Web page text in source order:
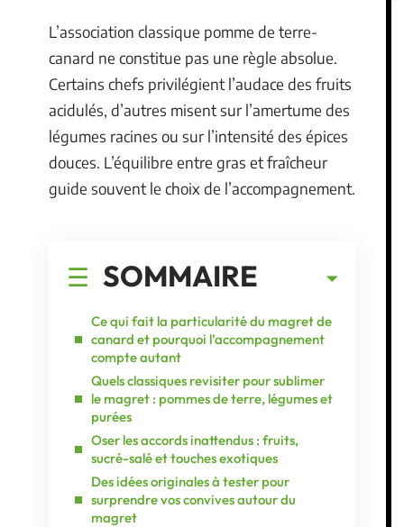
L’association classique pomme de terre-
canard ne constitue pas une règle absolue.
Certains chefs privilégient l’audace des fruits
acidulés, d’autres misent sur l’amertume des
légumes racines ou sur l’intensité des épices
douces. L’équilibre entre gras et fraîcheur
guide souvent le choix de l’accompagnement.
SOMMAIRE
Ce qui fait la particularité du magret de
canard et pourquoi l’accompagnement
compte autant
Quels classiques revisiter pour sublimer
le magret : pommes de terre, légumes et
purées
Oser les accords inattendus : fruits,
sucré-salé et touches exotiques
Des idées originales à tester pour
surprendre vos convives autour du
magret